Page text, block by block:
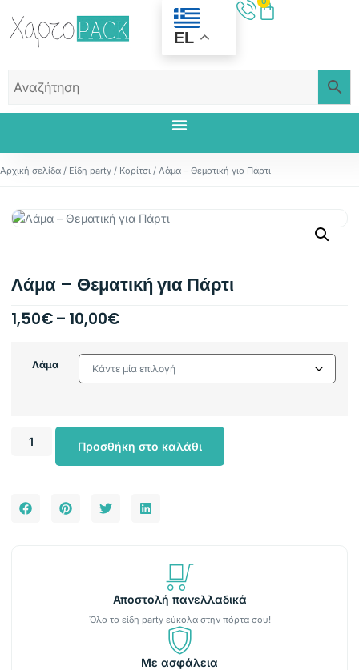
EL
Αρχική σελίδα / Είδη party / Κορίτσι / Λάμα – Θεματική για Πάρτι
Λάμα – Θεματική για Πάρτι
1,50€– 10,00€
Λάμα
Προσθήκη στο καλάθι
Αποστολή πανελλαδικά
Όλα τα είδη party εύκολα στην πόρτα σου!
Με ασφάλεια